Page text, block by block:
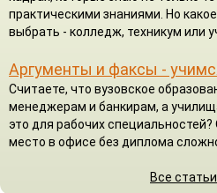
практическими знаниями. Но
выбрать - колледж, техникум или
Аргументы и факсы -
Считаете, что вузовское
менеджерам и банкирам, а
это для рабочих
место в офисе без диплома
Все